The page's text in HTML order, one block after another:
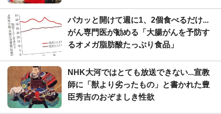
パカッと開けて週に1、2個食べるだけ...
がん専門医が勧める「大腸がんを予防す
るオメガ脂肪酸たっぷり食品」
NHK大河ではとても放送できない...宣教
師に「獣より劣ったもの」と書かれた豊
臣秀吉のおぞましき性欲